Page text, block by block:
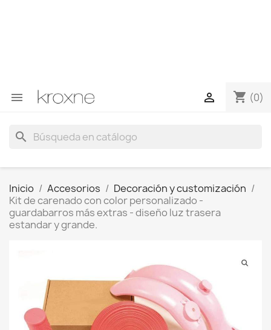
 shopping_cart (0)

search
Inicio Accesorios
Decoración y customización
Kit de carenado con color personalizado -
guardabarros más extras - diseño luz trasera
estandar y grande.